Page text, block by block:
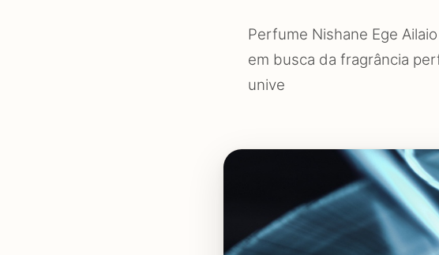
Perfume Nishane Ege
em busca da fragrância
unive